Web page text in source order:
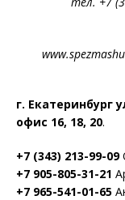
г. Екатеринбург
офис 16, 18, 20.
+7 (343) 213-99-09
+7 905-805-31-21
+7 965-541-01-65